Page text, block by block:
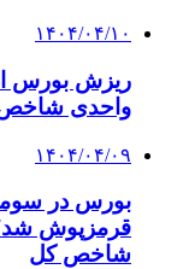
۱۴۰۴/۰۴/۱۰
واحدی
۱۴۰۴/۰۴/۰۹
بورس در
شاخص کل